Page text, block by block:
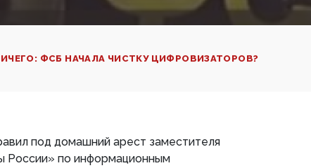
ФСБ НАЧАЛА ЧИСТКУ ЦИФРОВИЗАТОРОВ?
под домашний арест заместителя
России» по информационным